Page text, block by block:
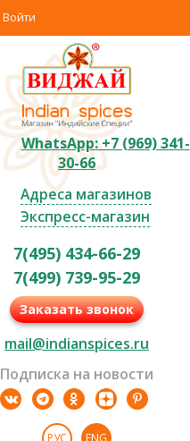
Войти
WhatsApp: +7 (969) 341-
30-66
Адреса магазинов
Экспресс-магазин
7(495) 434-66-29
7(499) 739-95-29
Заказать звонок
mail@indianspices.ru
Подписка на новости